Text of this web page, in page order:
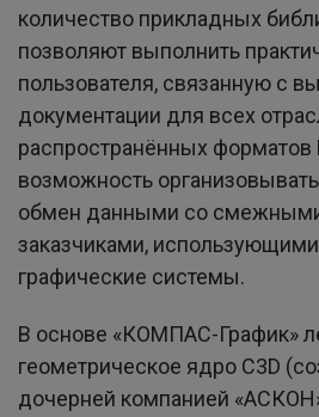
количество прикладных
позволяют выполнить
пользователя, связанную с
документации для всех
распространённых форматов
возможность
обмен данными со
заказчиками,
графические системы.
В основе «КОМПАС-График»
геометрическое ядро C3D
дочерней компанией